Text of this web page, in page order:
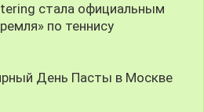
стала официальным
по теннису
День Пасты в Москве